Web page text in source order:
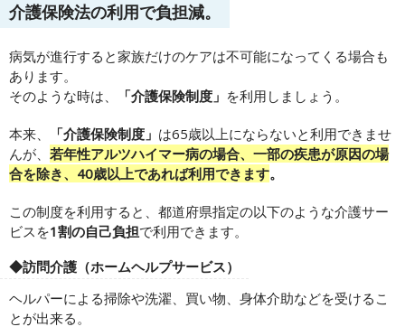
介護保険法の利用で負担減。
病気が進行すると家族だけのケアは不可能になってくる場合も
あります。
そのような時は、
「介護保険制度」 を利用しましょう。
本来、 「介護保険制度」 は65歳以上にならないと利用できませ
んが、 若年性アルツハイマー病の場合、一部の疾患が原因の場
合を除き、40歳以上であれば利用できます。
この制度を利用すると、都道府県指定の以下のような介護サー
ビスを1割の自己負担で利用できます。
◆訪問介護（ホームヘルプサービス）
ヘルパーによる掃除や洗濯、買い物、身体介助などを受けるこ
とが出来る。